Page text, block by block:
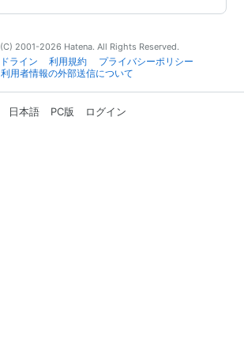
2001-2026 Hatena. All Rights Reserved.
ライン 利用規約
プライバシーポリシー
利用者情報の外部送信について
日本語 PC版 ログイン